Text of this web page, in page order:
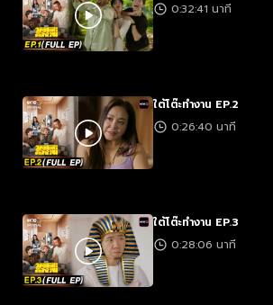
0:32:41 นาที
ใต้โต๊ะทำงาน EP.2
0:26:40 นาที
ใต้โต๊ะทำงาน EP.3
0:28:06 นาที